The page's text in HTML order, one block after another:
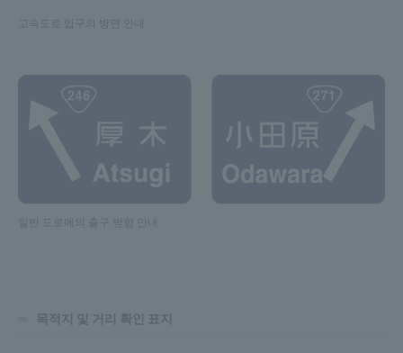
일반 도로에의 출구 방향 안내
목적지 및 거리 확인 표지